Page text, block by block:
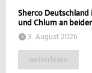
Sherco
und Chlum an
3. August 2026
weiterlesen